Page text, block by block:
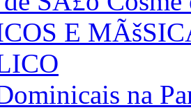
E
na